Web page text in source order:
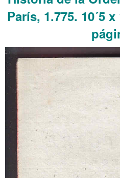
París, 1.775. 10´5 x